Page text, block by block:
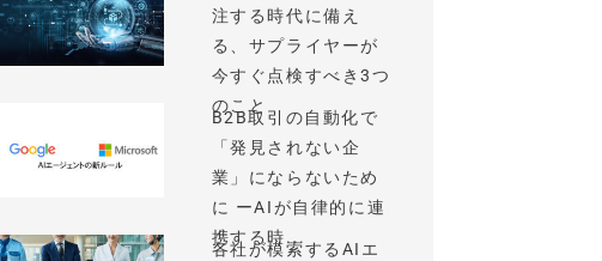
注する時代に備え
る、サプライヤーが
今すぐ点検すべき3つ
のこと
B2B取引の自動化で
「発見されない企
業」にならないため
に ーAIが自律的に連
携する時...
各社が模索するAIエ